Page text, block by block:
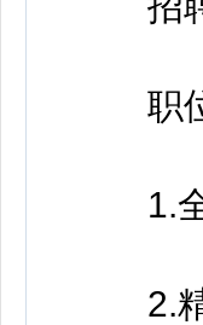
职位
1.全
2.精